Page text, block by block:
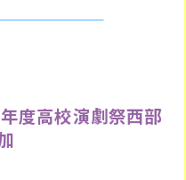
度高校演劇祭西部